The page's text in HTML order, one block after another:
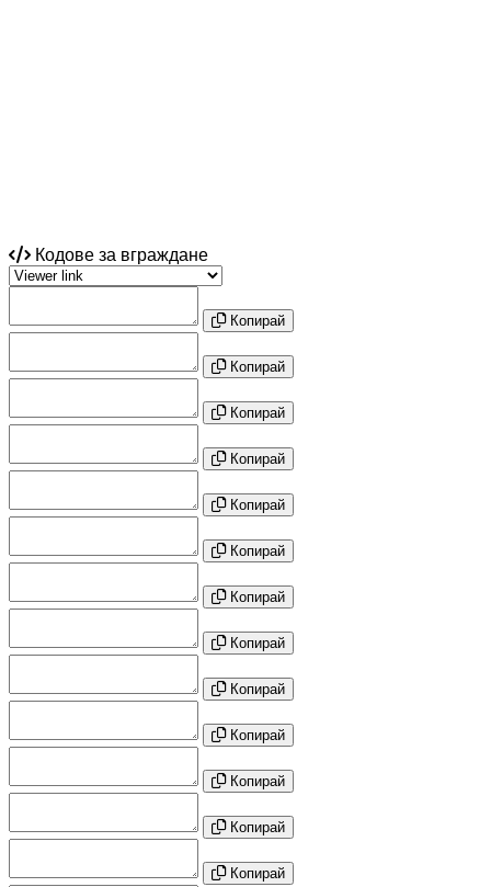
Кодове за вграждане
Копирай
Копирай
Копирай
Копирай
Копирай
Копирай
Копирай
Копирай
Копирай
Копирай
Копирай
Копирай
Копирай